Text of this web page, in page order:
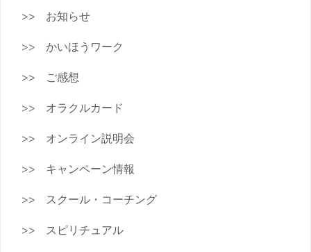
お知らせ
かいほうワーク
ご感想
オラクルカード
オンライン説明会
キャンペーン情報
スクール・コーチング
スピリチュアル